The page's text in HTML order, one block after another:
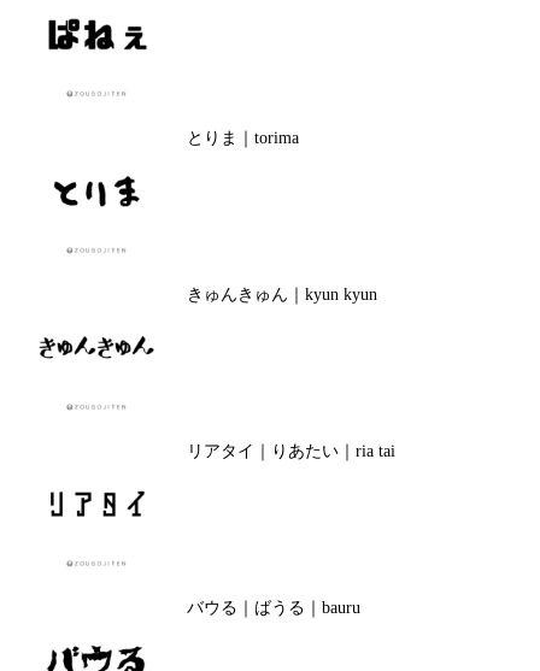
とりま｜torima
きゅんきゅん｜kyun kyun
リアタイ｜りあたい｜ria tai
バウる｜ばうる｜bauru